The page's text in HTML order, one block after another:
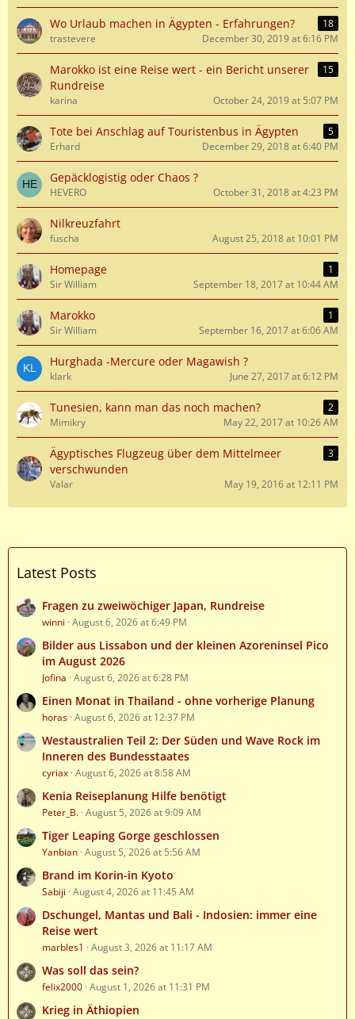
Wo Urlaub machen in Ägypten - Erfahrungen?
18
trastevere
December 30, 2019 at 6:16 PM
Marokko ist eine Reise wert - ein Bericht unserer
Rundreise
15
karina October 24, 2019 at 5:07 PM
Tote bei Anschlag auf Touristenbus in Ägypten
5
Erhard
December 29, 2018 at 6:40 PM
Gepäcklogistig oder Chaos ?
HEVERO October 31, 2018 at 4:23 PM
Nilkreuzfahrt
fuscha August 25, 2018 at 10:01 PM
Homepage
1
Sir William
September 18, 2017 at 10:44 AM
Marokko
1
Sir William
September 16, 2017 at 6:06 AM
Hurghada -Mercure oder Magawish ?
klark June 27, 2017 at 6:12 PM
Tunesien, kann man das noch machen?
2
Mimikry
May 22, 2017 at 10:26 AM
Ägyptisches Flugzeug über dem Mittelmeer
verschwunden
3
Valar May 19, 2016 at 12:11 PM
Latest Posts
Fragen zu zweiwöchiger Japan, Rundreise
winni August 6, 2026 at 6:49 PM
Bilder aus Lissabon und der kleinen Azoreninsel Pico
im August 2026
Jofina August 6, 2026 at 6:28 PM
Einen Monat in Thailand - ohne vorherige Planung
horas August 6, 2026 at 12:37 PM
Westaustralien Teil 2: Der Süden und Wave Rock im
Inneren des Bundesstaates
cyriax August 6, 2026 at 8:58 AM
Kenia Reiseplanung Hilfe benötigt
Peter_B. August 5, 2026 at 9:09 AM
Tiger Leaping Gorge geschlossen
Yanbian August 5, 2026 at 5:56 AM
Brand im Korin-in Kyoto
Sabiji August 4, 2026 at 11:45 AM
Dschungel, Mantas und Bali - Indosien: immer eine
Reise wert
marbles1 August 3, 2026 at 11:17 AM
Was soll das sein?
felix2000 August 1, 2026 at 11:31 PM
Krieg in Äthiopien